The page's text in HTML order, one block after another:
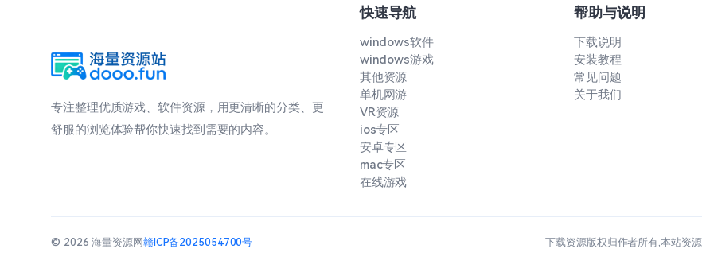
专注整理优质游戏、软件资源，用更清晰的分类、更
舒服的浏览体验帮你快速找到需要的内容。
快速导航
windows软件
windows游戏
其他资源
单机网游
VR资源
ios专区
安卓专区
mac专区
在线游戏
帮助与说明
下载说明
安装教程
常见问题
关于我们
© 2026 海量资源网赣ICP备2025054700号 下载资源版权归作者所有,本站资